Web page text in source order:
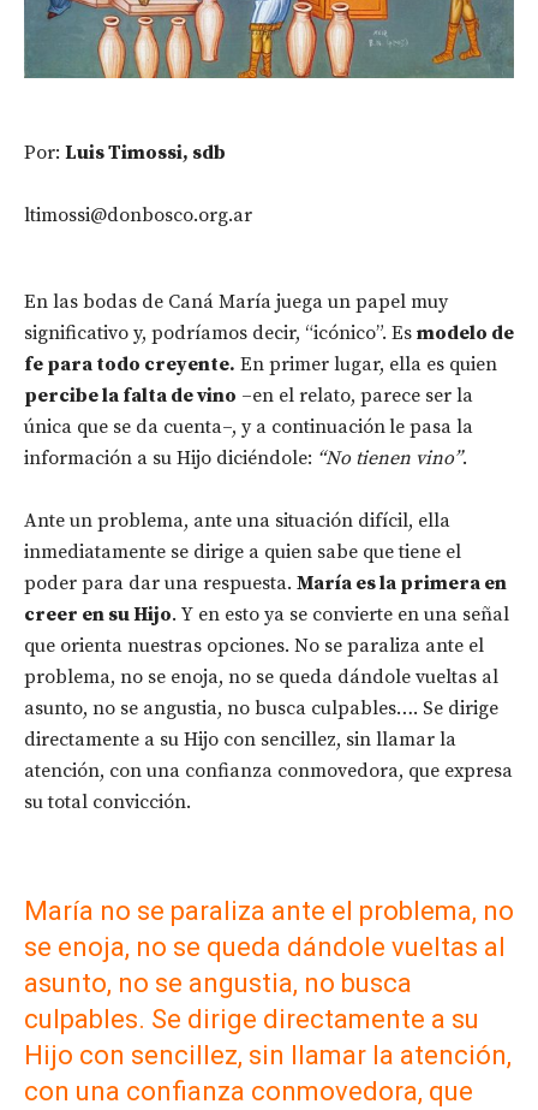
Por: Luis Timossi, sdb
ltimossi@donbosco.org.ar
En las bodas de Caná María juega un papel muy
significativo y, podríamos decir, “icónico”. Es modelo de
fe para todo creyente. En primer lugar, ella es quien
percibe la falta de vino –en el relato, parece ser la
única que se da cuenta–, y a continuaciónle pasa la
información a su Hijo diciéndole: “No tienen vino”.
Ante un problema, ante una situación difícil, ella
inmediatamente se dirige a quien sabe que tiene el
poder para dar una respuesta. María es la primera en
creer en su Hijo. Y en esto ya se convierte en una señal
que orienta nuestras opciones. No se paraliza ante el
problema, no se enoja, no se queda dándole vueltas al
asunto, no se angustia, no busca culpables…. Se dirige
directamente a su Hijo con sencillez, sin llamar la
atención, con una confianza conmovedora, que expresa
su total convicción.
María no se paraliza ante el problema, no
se enoja, no se queda dándole vueltas al
asunto, no se angustia, no busca
culpables. Se dirige directamente a su
Hijo con sencillez, sin llamar la atención,
con una confianza conmovedora, que